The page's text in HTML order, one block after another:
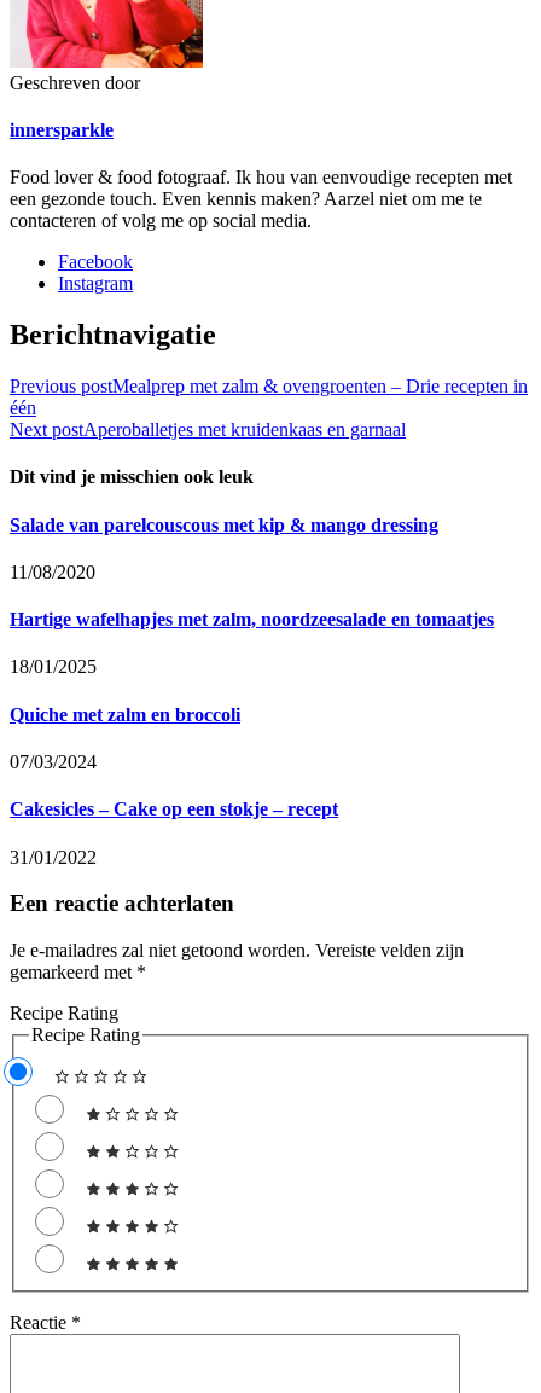
Geschreven door
innersparkle
Food lover & food fotograaf. Ik hou van eenvoudige recepten met
een gezonde touch. Even kennis maken? Aarzel niet om me te
contacteren of volg me op social media.
Facebook
Instagram
Berichtnavigatie
Previous postMealprep met zalm & ovengroenten – Drie recepten in
één
Next postAperoballetjes met kruidenkaas en garnaal
Dit vind je misschien ook leuk
Salade van parelcouscous met kip & mango dressing
11/08/2020
Hartige wafelhapjes met zalm, noordzeesalade en tomaatjes
18/01/2025
Quiche met zalm en broccoli
07/03/2024
Cakesicles – Cake op een stokje – recept
31/01/2022
Een reactie achterlaten
Je e-mailadres zal niet getoond worden. Vereiste velden zijn
gemarkeerd met *
Recipe Rating
Recipe Rating
Reactie *